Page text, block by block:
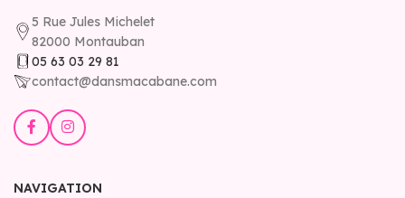
5 Rue Jules Michelet
82000 Montauban
05 63 03 29 81
contact@dansmacabane.com
NAVIGATION